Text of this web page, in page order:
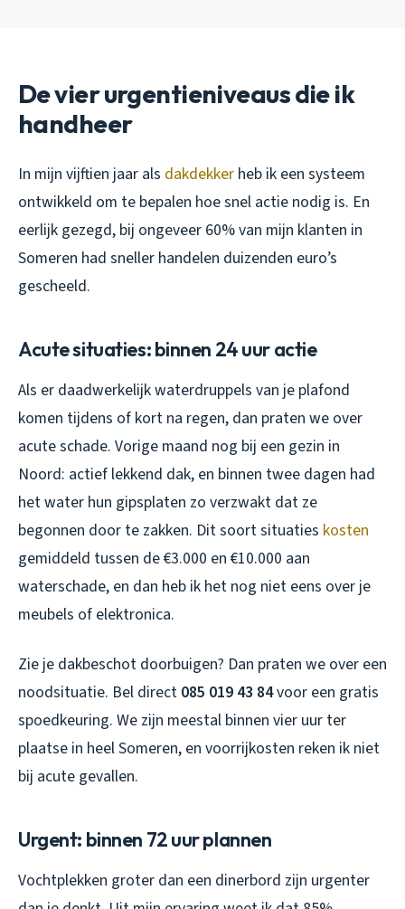
De vier urgentieniveaus die ik
handheer
In mijn vijftien jaar als dakdekker heb ik een systeem
ontwikkeld om te bepalen hoe snel actie nodig is. En
eerlijk gezegd, bij ongeveer 60% van mijn klanten in
Someren had sneller handelen duizenden euro’s
gescheeld.
Acute situaties: binnen 24 uur actie
Als er daadwerkelijk waterdruppels van je plafond
komen tijdens of kort na regen, dan praten we over
acute schade. Vorige maand nog bij een gezin in
Noord: actief lekkend dak, en binnen twee dagen had
het water hun gipsplaten zo verzwakt dat ze
begonnen door te zakken. Dit soort situaties kosten
gemiddeld tussen de €3.000 en €10.000 aan
waterschade, en dan heb ik het nog niet eens over je
meubels of elektronica.
Zie je dakbeschot doorbuigen? Dan praten we over een
noodsituatie. Bel direct 085 019 43 84voor een gratis
spoedkeuring. We zijn meestal binnen vier uur ter
plaatse in heel Someren, en voorrijkosten reken ik niet
bij acute gevallen.
Urgent: binnen 72 uur plannen
Vochtplekken groter dan een dinerbord zijn urgenter